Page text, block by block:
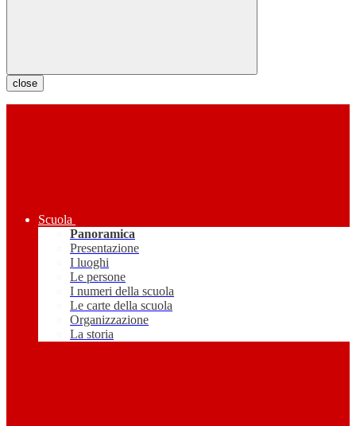
close
Scuola
Panoramica
Presentazione
I luoghi
Le persone
I numeri della scuola
Le carte della scuola
Organizzazione
La storia